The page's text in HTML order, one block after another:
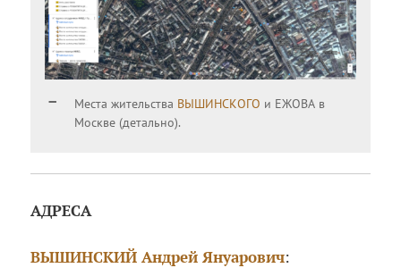
Места жительства ВЫШИНСКОГО и ЕЖОВА в
Москве (детально).
АДРЕСА
ВЫШИНСКИЙ Андрей Януарович: